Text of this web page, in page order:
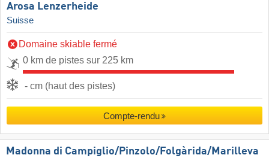
Arosa Lenzerheide
Suisse
Domaine skiable fermé
0 km de pistes sur 225 km
- cm (haut des pistes)
Compte-rendu
Madonna di Campiglio/​Pinzolo/​Folgàrida/​Marilleva